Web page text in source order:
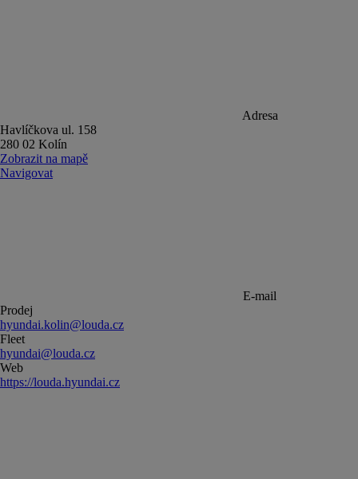
Adresa
Havlíčkova ul. 158
280 02 Kolín
Zobrazit na mapě
Navigovat
E-mail
Prodej
hyundai.kolin@louda.cz
Fleet
hyundai@louda.cz
Web
https://louda.hyundai.cz